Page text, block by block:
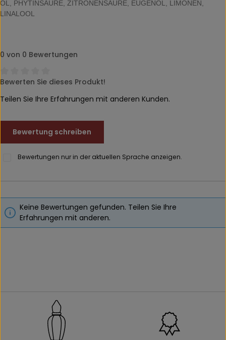
OL, PHYTINSÄURE, ZITRONENSÄURE, EUGENOL, LIMONEN,
LINALOOL
0 von 0 Bewertungen
Durchschnittliche Bewertung von 0 von 5 Sternen
Bewerten Sie dieses Produkt!
Teilen Sie Ihre Erfahrungen mit anderen Kunden.
Bewertung schreiben
Bewertungen nur in der aktuellen Sprache anzeigen.
Keine Bewertungen gefunden. Teilen Sie Ihre
Erfahrungen mit anderen.